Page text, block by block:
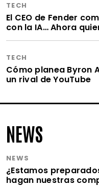
TECH
El CEO de Fender
con la IA… Ahora
TECH
Cómo planea Byron
un rival de YouTube
NEWS
NEWS
¿Estamos
hagan nuestras